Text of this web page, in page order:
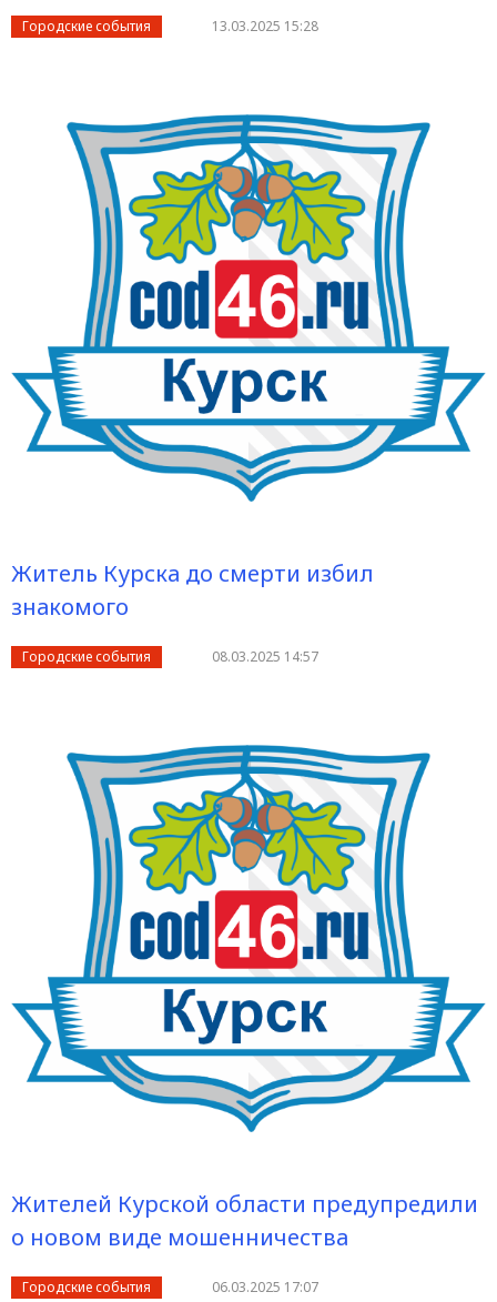
Городские события 13.03.2025 15:28
Житель Курска до смерти избил
знакомого
Городские события 08.03.2025 14:57
Жителей Курской области предупредили
о новом виде мошенничества
Городские события 06.03.2025 17:07